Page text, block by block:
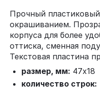
Прочный
окрашиванием.
корпуса для более
оттиска, сменная
Текстовая пластина
размер, мм: 47х18
количество строк: